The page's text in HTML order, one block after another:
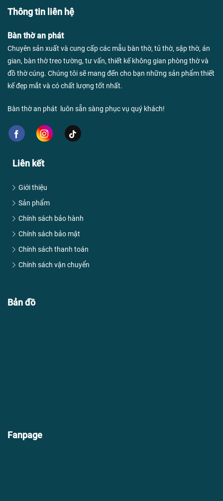
Thông tin liên hệ
Bàn thờ an phát
Chuyên sản xuất và cung cấp các mẫu bàn thờ, tủ thờ, sập thờ, án
gian, bàn thờ treo tường, tư vấn, thiết kế không gian phòng thờ và
đồ thờ cúng. Chúng tôi sẽ mang đến cho bạn những sản phẩm thiết
kế đẹp mắt và có chất lượng tốt nhất.
Bàn thờ an phát luôn sẵn sàng phục vụ quý khách!
Liên kết
Giới thiệu
Sản phẩm
Chính sách bảo hành
Chính sách bảo mật
Chính sách thanh toán
Chính sách vận chuyển
Bản đồ
Fanpage